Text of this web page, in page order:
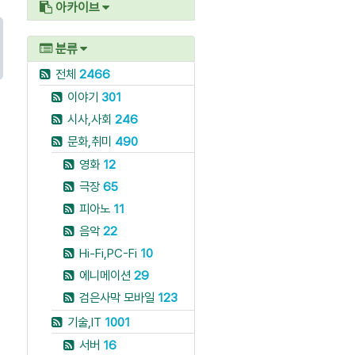
아카이브
분류
전체 2466
이야기 301
시사,사회 246
문화,취미 490
영화 12
극장65
피아노 11
음악22
Hi-Fi,PC-Fi 10
에니메이션 29
검은사막 모바일 123
기술,IT 1001
서버 16